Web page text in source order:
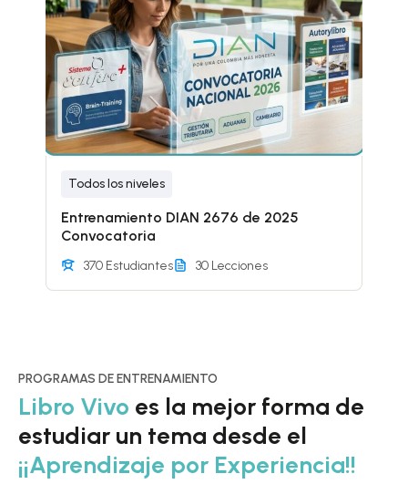
Todos los niveles
Entrenamiento DIAN 2676 de 2025
Convocatoria
370 Estudiantes 30 Lecciones
PROGRAMAS DE ENTRENAMIENTO
Libro Vivo es la mejor forma de
estudiar un tema desde el
¡¡Aprendizaje por Experiencia!!